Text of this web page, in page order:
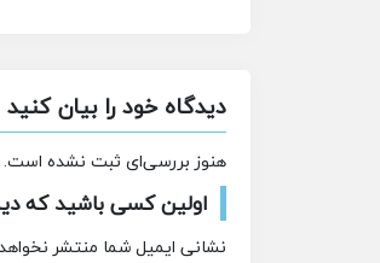
دیدگاه خود را بیان کنید
هنوز بررسی‌ای ثبت نشده است.
اولین کسی باشید که
نشانی ایمیل شما منتشر